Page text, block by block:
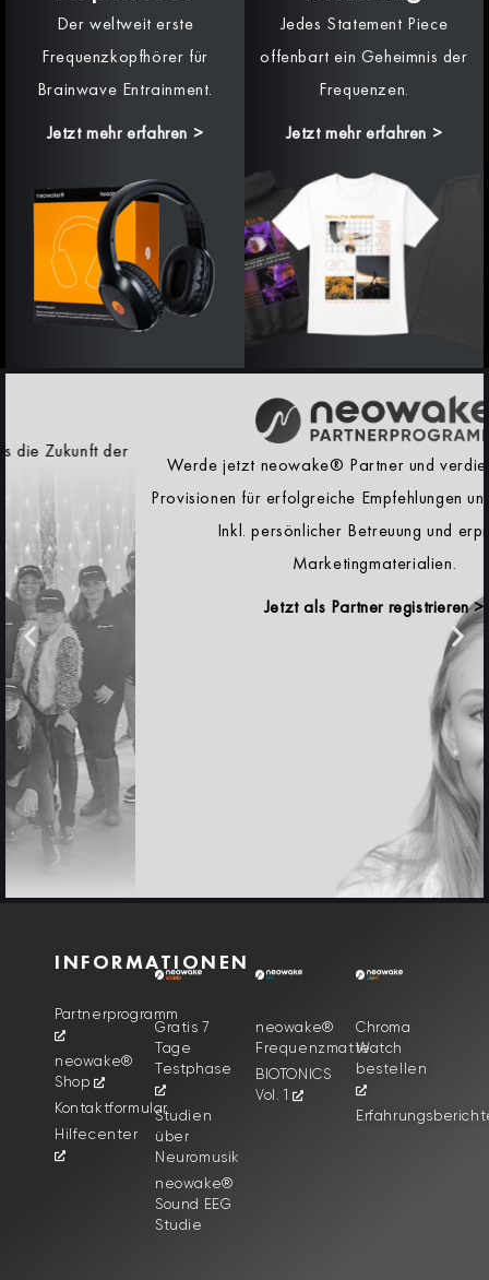
Der weltweit erste
Frequenzkopfhörer für
Brainwave Entrainment.
Jetzt mehr erfahren >
Jedes Statement Piece
offenbart ein Geheimnis der
Frequenzen.
Jetzt mehr erfahren >
Werde jetzt neowake® Partner und verdiene attraktive
Provisionen für erfolgreiche Empfehlungen unserer Produkte.
Inkl. persönlicher Betreuung und erprobten
Marketingmaterialien.
Jetzt als Partner registrieren >
INFORMATIONEN
Partnerprogramm
neowake®
Shop
Kontaktformular
Hilfecenter
Gratis 7
Tage
Testphase
Studien
über
Neuromusik
neowake®
Sound EEG
Studie
neowake®
Frequenzmatte
BIOTONICS
Vol. 1
Chroma
Watch
bestellen